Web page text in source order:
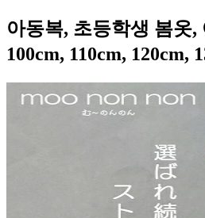
아동복, 초등학생 봄옷
100cm, 110cm, 120cm,